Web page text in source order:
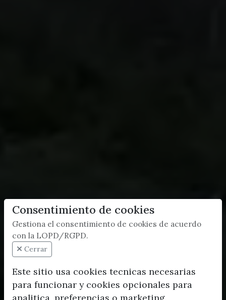
Consentimiento de cookies
Gestiona el consentimiento de cookies de acuerdo
con la LOPD/RGPD.
Cerrar
Este sitio usa cookies tecnicas necesarias
para funcionar y cookies opcionales para